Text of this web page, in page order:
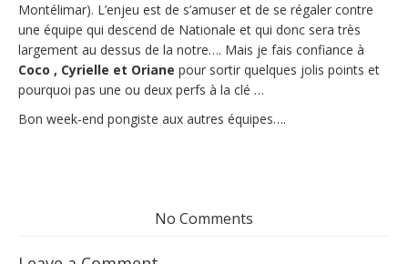
Montélimar). L’enjeu est de s’amuser et de se régaler contre
une équipe qui descend de Nationale et qui donc sera très
largement au dessus de la notre…. Mais je fais confiance à
Coco , Cyrielle et Oriane pour sortir quelques jolis points et
pourquoi pas une ou deux perfs à la clé …
Bon week-end pongiste aux autres équipes….
No Comments